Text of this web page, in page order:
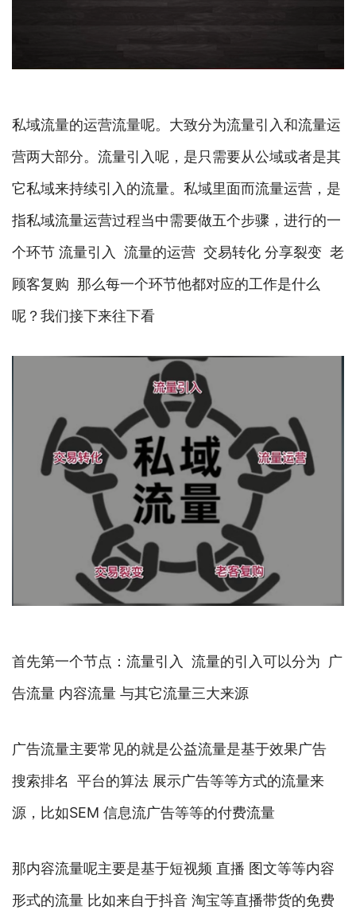
私域流量的运营流量呢。大致分为流量引入和流量运
营两大部分。流量引入呢，是只需要从公域或者是其
它私域来持续引入的流量。私域里面而流量运营，是
指私域流量运营过程当中需要做五个步骤，进行的一
个环节 流量引入 流量的运营 交易转化 分享裂变 老
顾客复购 那么每一个环节他都对应的工作是什么
呢？我们接下来往下看
首先第一个节点：流量引入 流量的引入可以分为 广
告流量 内容流量 与其它流量三大来源
广告流量主要常见的就是公益流量是基于效果广告
搜索排名 平台的算法 展示广告等等方式的流量来
源，比如SEM 信息流广告等等的付费流量
那内容流量呢主要是基于短视频 直播 图文等等内容
形式的流量 比如来自于抖音 淘宝等直播带货的免费